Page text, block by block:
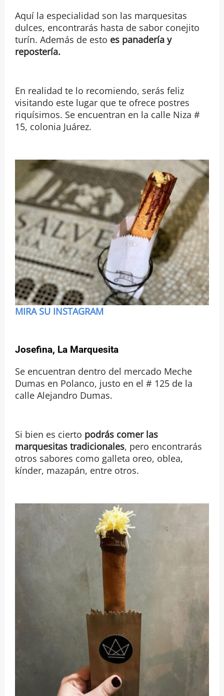
Aquí la especialidad son las marquesitas
dulces, encontrarás hasta de sabor conejito
turín. Además de esto es panadería y
repostería.
En realidad te lo recomiendo, serás feliz
visitando este lugar que te ofrece postres
riquísimos. Se encuentran en la calle Niza #
15, colonia Juárez.
MIRA SU INSTAGRAM
Josefina, La Marquesita
Se encuentran dentro del mercado Meche
Dumas en Polanco, justo en el # 125 de la
calle Alejandro Dumas.
Si bien es cierto podrás comer las
marquesitas tradicionales, pero encontrarás
otros sabores como galleta oreo, oblea,
kínder, mazapán, entre otros.